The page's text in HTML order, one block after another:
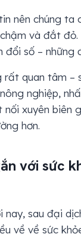
nên chúng ta
và đắt đỏ.
đổi số – những
rất quan tâm –
nghiệp,
xuyên biên
hơn.
với sức
sau đại
về về sức